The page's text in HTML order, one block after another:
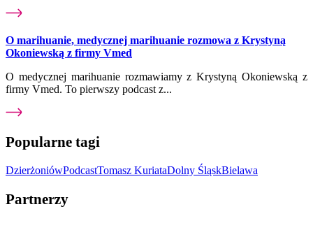
O marihuanie, medycznej marihuanie rozmowa z Krystyną
Okoniewską z firmy Vmed
O medycznej marihuanie rozmawiamy z Krystyną Okoniewską z
firmy Vmed. To pierwszy podcast z...
Popularne tagi
DzierżoniówPodcastTomasz KuriataDolny ŚląskBielawa
Partnerzy